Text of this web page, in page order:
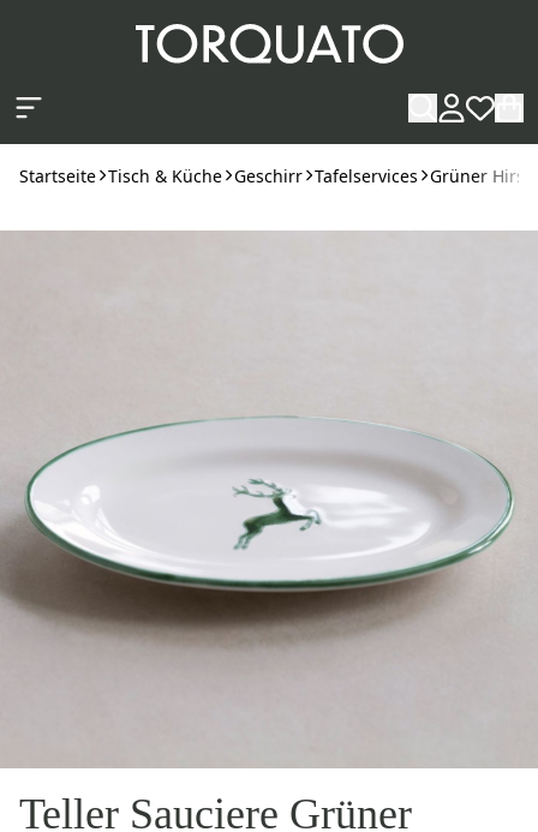
Startseite Tisch & Küche Geschirr Tafelservices Grüner
Teller Sauciere Grüner